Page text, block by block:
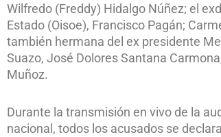
Wilfredo (Freddy) Hidalgo Núñez; el
Estado (Oisoe), Francisco Pagán;
también hermana del ex presidente
Suazo, José Dolores Santana
Muñoz.
Durante la transmisión en vivo de la
nacional, todos los acusados se